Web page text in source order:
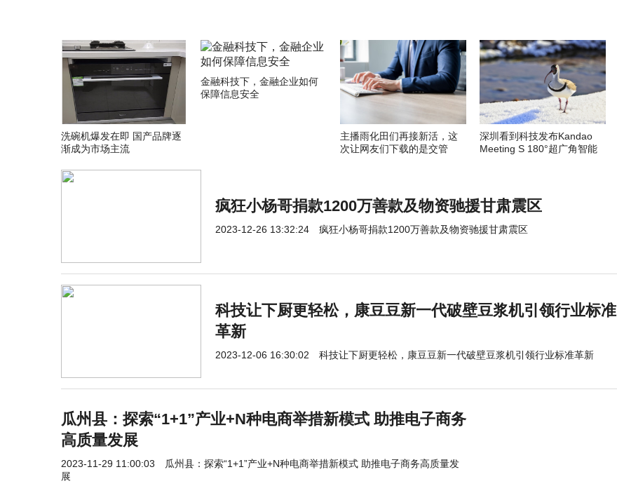
洗碗机爆发在即 国产品牌逐
渐成为市场主流
金融科技下，金融企业如何
保障信息安全
主播雨化田们再接新活，这
次让网友们下载的是交管
深圳看到科技发布Kandao
Meeting S 180°超广角智能
疯狂小杨哥捐款1200万善款及物资驰援甘肃震区
2023-12-26 13:32:24 疯狂小杨哥捐款1200万善款及物资驰援甘肃震区
科技让下厨更轻松，康豆豆新一代破壁豆浆机引领行业标准
革新
2023-12-06 16:30:02 科技让下厨更轻松，康豆豆新一代破壁豆浆机引领行业标准革新
瓜州县：探索“1+1”产业+N种电商举措新模式 助推电子商务
高质量发展
2023-11-29 11:00:03
瓜州县：探索“1+1”产业+N种电商举措新模式 助推电子商务高质量发
展